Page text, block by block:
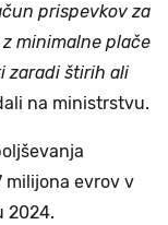
prispevkov za
minimalne plače
zaradi štirih ali
na ministrstvu.
milijona evrov v
2024.